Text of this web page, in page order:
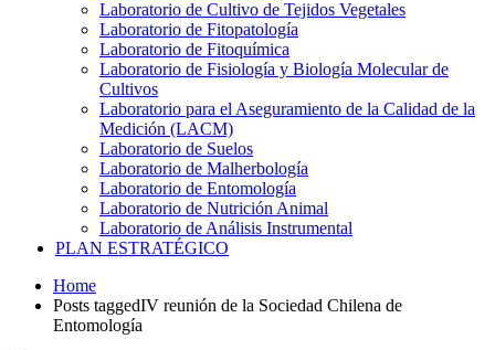
Laboratorio de Cultivo de Tejidos Vegetales
Laboratorio de Fitopatología
Laboratorio de Fitoquímica
Laboratorio de Fisiología y Biología Molecular de
Cultivos
Laboratorio para el Aseguramiento de la Calidad de la
Medición (LACM)
Laboratorio de Suelos
Laboratorio de Malherbología
Laboratorio de Entomología
Laboratorio de Nutrición Animal
Laboratorio de Análisis Instrumental
PLAN ESTRATÉGICO
Home
Posts taggedIV reunión de la Sociedad Chilena de
Entomología